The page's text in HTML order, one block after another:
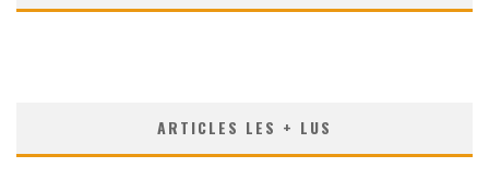
ARTICLES LES + LUS